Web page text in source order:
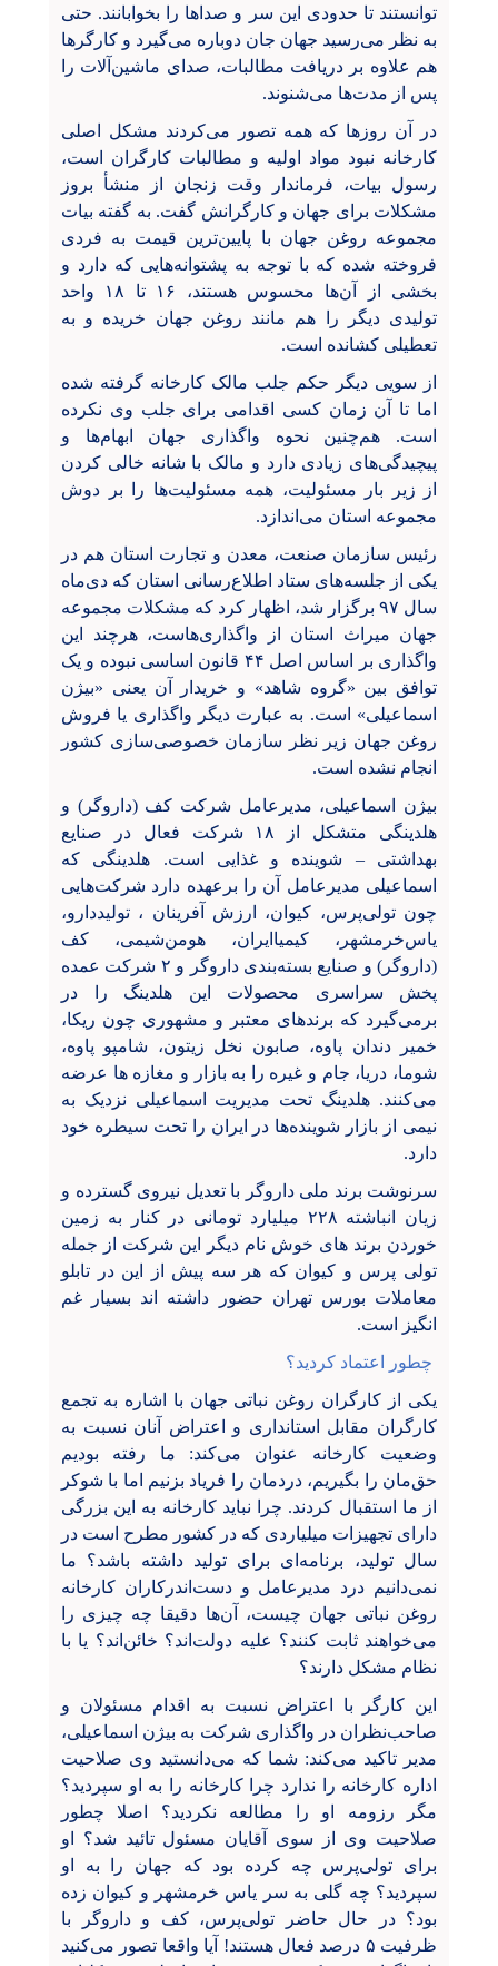
توانستند تا حدودی این سر و صداها را بخوابانند. حتی
به نظر می‌رسید جهان جان دوباره می‌گیرد و کارگرها
هم علاوه بر دریافت مطالبات، صدای ماشین‌‌آلات را
پس از مدت‌ها می‌شنوند.
در آن روزها که همه تصور می‌کردند مشکل اصلی
کارخانه نبود مواد اولیه و مطالبات کارگران است،
رسول بیات، فرماندار وقت زنجان از منشأ بروز
مشکلات برای جهان و کارگرانش گفت. به گفته بیات
مجموعه روغن جهان با پایین‌ترین قیمت به فردی
فروخته شده که با توجه به پشتوانه‌هایی که دارد و
بخشی از آن‌ها محسوس هستند، ۱۶ تا ۱۸ واحد
تولیدی دیگر را هم مانند روغن جهان خریده و به
تعطیلی کشانده است.
از سویی دیگر حکم جلب مالک کارخانه گرفته شده
اما تا آن زمان کسی اقدامی برای جلب وی نکرده
است. هم‌چنین نحوه واگذاری جهان ابهام‌ها و
پیچیدگی‌های زیادی دارد و مالک با شانه خالی کردن
از زیر بار مسئولیت، همه مسئولیت‌ها را بر دوش
مجموعه استان می‌اندازد.
رئیس سازمان صنعت، معدن و تجارت استان هم در
یکی از جلسه‌های ستاد اطلاع‌رسانی استان که دی‌ماه
سال ۹۷ برگزار شد، اظهار کرد که مشکلات مجموعه
جهان میراث استان از واگذاری‌هاست، هرچند این
واگذاری بر اساس اصل ۴۴ قانون اساسی نبوده و یک
توافق بین «گروه شاهد» و خریدار آن یعنی «بیژن
اسماعیلی» است. به عبارت دیگر واگذاری یا فروش
روغن جهان زیر نظر سازمان خصوصی‌سازی کشور
انجام نشده است.
بیژن اسماعیلی، مدیرعامل شرکت کف (داروگر) و
هلدینگی متشکل از ۱۸ شرکت فعال در صنایع
بهداشتی– شوینده و غذایی است. هلدینگی که
اسماعیلی مدیرعامل آن را برعهده دارد شرکت‌هایی
چون تولی‌پرس، کیوان، ارزش آفرینان ، تولیددارو،
یاس‌خرمشهر، کیمیاایران، هومن‌شیمی، کف
(داروگر) و صنایع بسته‌بندی داروگر و ۲ شرکت عمده
پخش سراسری محصولات این هلدینگ را در
برمی‌گیرد که برندهای معتبر و مشهوری چون ریکا،
خمیر دندان پاوه، صابون نخل زیتون، شامپو پاوه،
شوما، دریا، جام و غیره را به بازار و مغازه ها عرضه
می‌کنند. هلدینگ تحت مدیریت اسماعیلی نزدیک به
نیمی از بازار شوینده‌ها در ایران را تحت سیطره خود
دارد.
سرنوشت برند ملی داروگر با تعدیل نیروی گسترده و
زیان انباشته ۲۲۸ میلیارد تومانی در کنار به زمین
خوردن برند های خوش نام دیگر این شرکت از جمله
تولی پرس و کیوان که هر سه پیش از این در تابلو
معاملات بورس تهران حضور داشته اند بسیار غم
انگیز است.
چطور اعتماد کردید؟
یکی از کارگران روغن نباتی جهان با اشاره به تجمع
کارگران مقابل استانداری و اعتراض آنان نسبت به
وضعیت کارخانه عنوان می‌کند: ما رفته بودیم
حق‌مان را بگیریم، دردمان را فریاد بزنیم اما با شوکر
از ما استقبال کردند. چرا نباید کارخانه به این بزرگی
دارای تجهیزات میلیاردی که در کشور مطرح است در
سال تولید، برنامه‌ای برای تولید داشته باشد؟ ما
نمی‌دانیم درد مدیرعامل و دست‌اندرکاران کارخانه
روغن نباتی جهان ‌چیست، آن‌ها دقیقا چه چیزی را
می‌خواهند ثابت کنند؟ علیه دولت‌اند؟ خائن‌اند؟ یا با
نظام مشکل دارند؟
این کارگر با اعتراض نسبت به اقدام مسئولان و
صاحب‌نظران در واگذاری شرکت به بیژن اسماعیلی،
مدیر تاکید می‌کند: شما که می‌دانستید وی صلاحیت
اداره کارخانه را ندارد چرا کارخانه را به او سپردید؟
مگر رزومه او را مطالعه نکردید؟ اصلا چطور
صلاحیت وی از سوی آقایان مسئول تائید شد؟ او
برای تولی‌پرس چه کرده بود که جهان را به او
سپردید؟ چه گلی به سر یاس خرمشهر و کیوان زده
بود؟ در حال حاضر تولی‌پرس، کف و داروگر با
ظرفیت ۵ درصد فعال هستند! آیا واقعا تصور می‌کنید